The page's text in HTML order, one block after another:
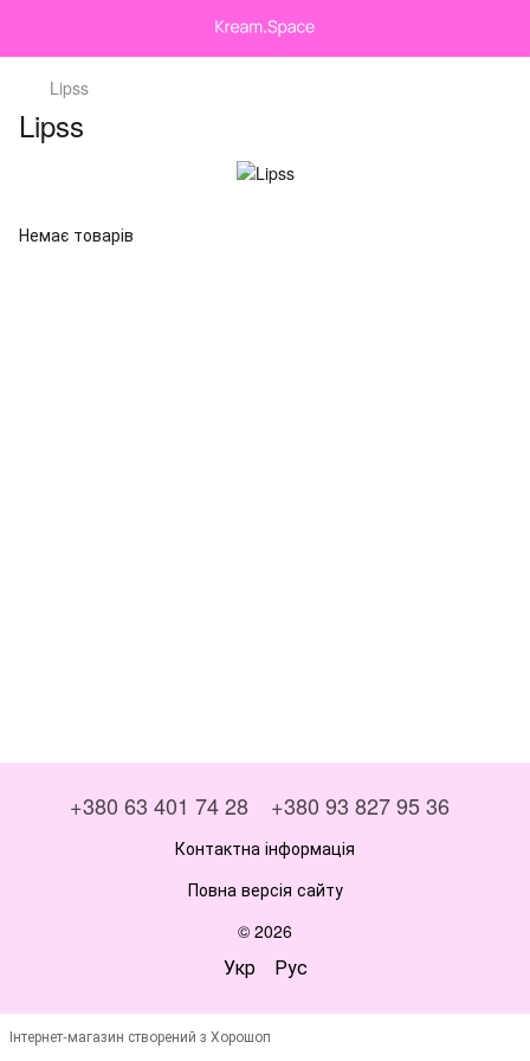
Lipss
Lipss
Немає товарів
+380 63 401 74 28 +380 93 827 95 36
Контактна інформація
Повна версія сайту
© 2026
Укр Рус
Інтернет-магазин створений з Хорошоп